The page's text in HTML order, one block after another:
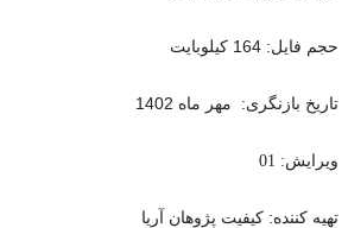
حجم فایل: 164 کیلوبایت
تاریخ بازنگری: مهر ماه 1402
ویرایش: 01
تهیه کننده: کیفیت پژوهان آریا